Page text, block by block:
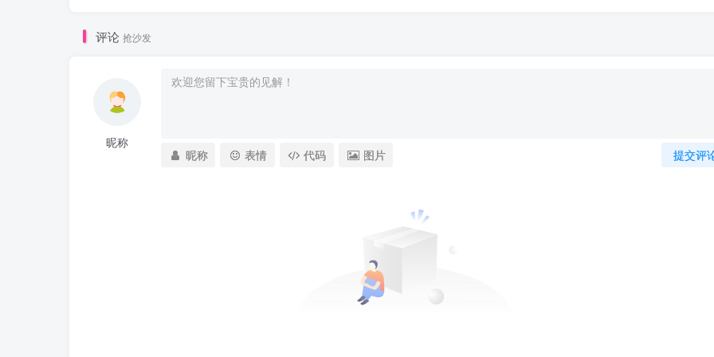
评论 抢沙发
昵称
提交评
昵称 表情 代码 图片